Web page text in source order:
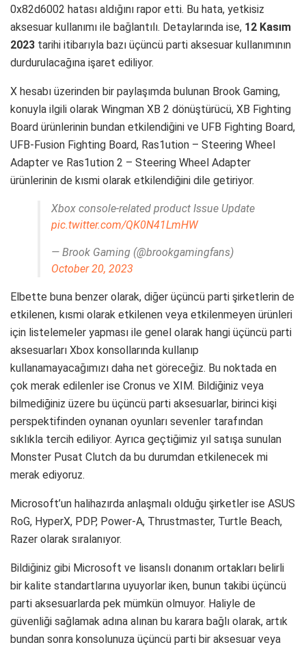
0x82d6002 hatası aldığını rapor etti. Bu hata, yetkisiz
aksesuar kullanımı ile bağlantılı. Detaylarında ise, 12 Kasım
2023 tarihi itibarıyla bazı üçüncü parti aksesuar kullanımının
durdurulacağına işaret ediliyor.
X hesabı üzerinden bir paylaşımda bulunan Brook Gaming,
konuyla ilgili olarak Wingman XB 2 dönüştürücü, XB Fighting
Board ürünlerinin bundan etkilendiğini ve UFB Fighting Board,
UFB-Fusion Fighting Board, Ras1ution – Steering Wheel
Adapter ve Ras1ution 2 – Steering Wheel Adapter
ürünlerinin de kısmi olarak etkilendiğini dile getiriyor.
Xbox console-related product Issue Update
pic.twitter.com/QK0N41LmHW
— Brook Gaming (@brookgamingfans)
October 20, 2023
Elbette buna benzer olarak, diğer üçüncü parti şirketlerin de
etkilenen, kısmi olarak etkilenen veya etkilenmeyen ürünleri
için listelemeler yapması ile genel olarak hangi üçüncü parti
aksesuarları Xbox konsollarında kullanıp
kullanamayacağımızı daha net göreceğiz. Bu noktada en
çok merak edilenler ise Cronus ve XIM. Bildiğiniz veya
bilmediğiniz üzere bu üçüncü parti aksesuarlar, birinci kişi
perspektifinden oynanan oyunları sevenler tarafından
sıklıkla tercih ediliyor. Ayrıca geçtiğimiz yıl satışa sunulan
Monster Pusat Clutch da bu durumdan etkilenecek mi
merak ediyoruz.
Microsoft’un halihazırda anlaşmalı olduğu şirketler ise ASUS
RoG, HyperX, PDP, Power-A, Thrustmaster, Turtle Beach,
Razer olarak sıralanıyor.
Bildiğiniz gibi Microsoft ve lisanslı donanım ortakları belirli
bir kalite standartlarına uyuyorlar iken, bunun takibi üçüncü
parti aksesuarlarda pek mümkün olmuyor. Haliyle de
güvenliği sağlamak adına alınan bu karara bağlı olarak, artık
bundan sonra konsolunuza üçüncü parti bir aksesuar veya